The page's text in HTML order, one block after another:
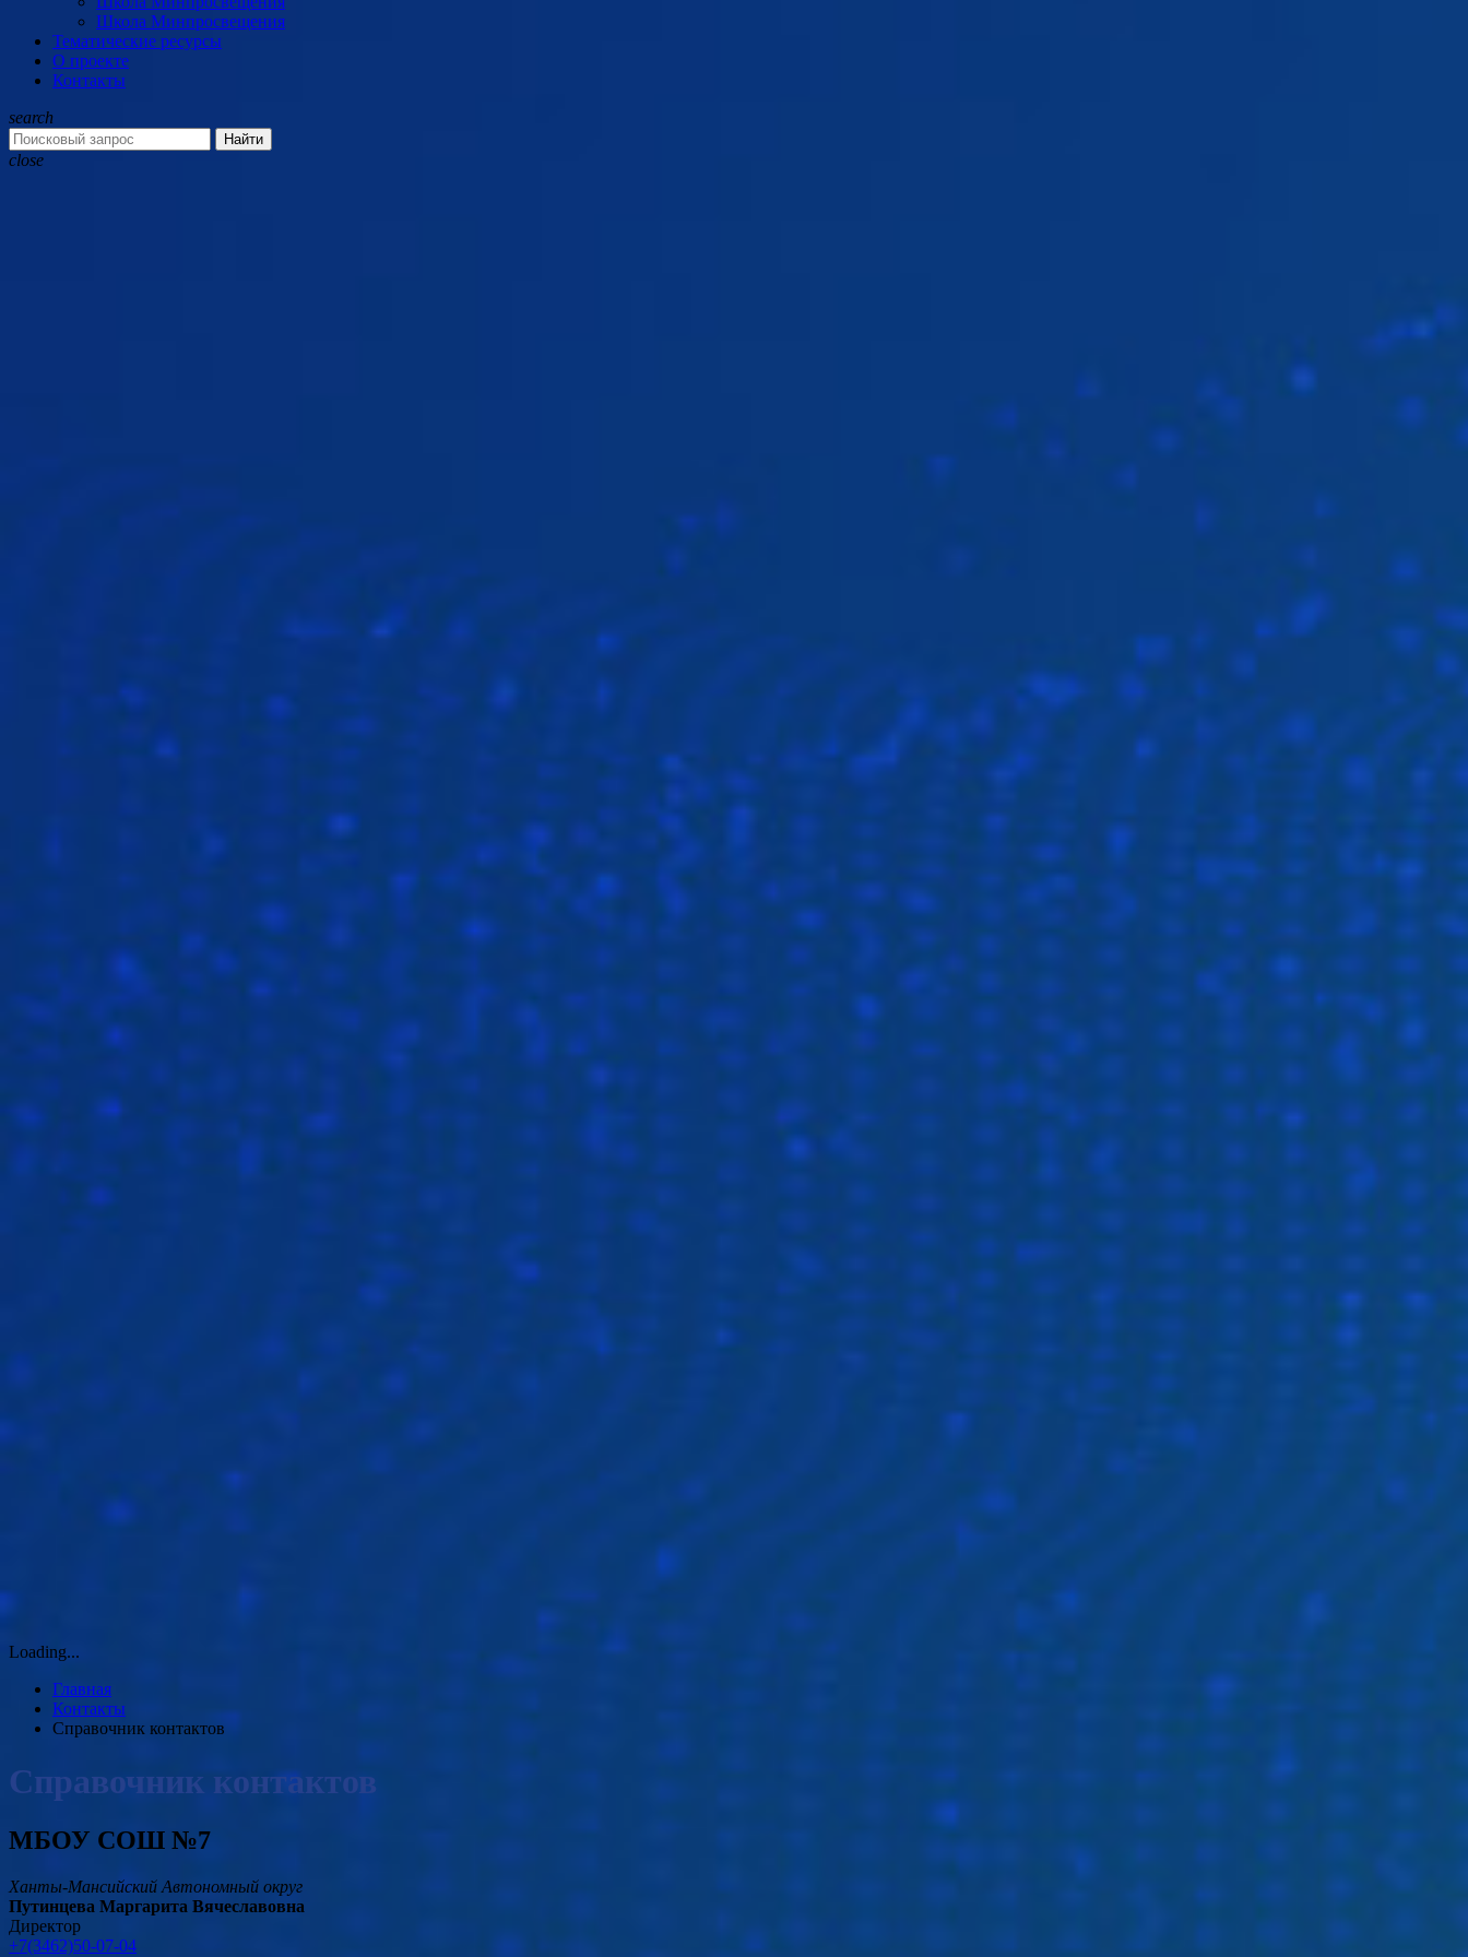
Школа Минпросвещения
Тематические ресурсы
О проекте
Контакты
search
Найти
close
Loading...
Главная
Контакты
Справочник контактов
Справочник контактов
МБОУ СОШ №7
Ханты-Мансийский Автономный округ
Путинцева Маргарита Вячеславовна
Директор
+7(3462)50-07-04